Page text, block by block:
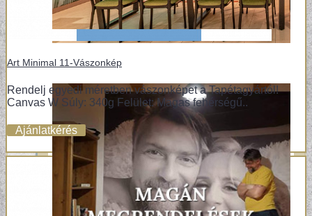
Art Minimal 11-Vászonkép
Rendelj egyedi méretben vászonképet a Tapétagyártól!
Canvas W Súly: 340g Felület: Magas fehérségű..
Ajánlatkérés